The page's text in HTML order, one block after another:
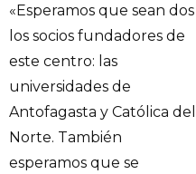
«Esperamos que sean dos
los socios fundadores de
este centro: las
universidades de
Antofagasta y Católica del
Norte. También
esperamos que se